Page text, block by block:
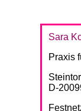
Sara
Praxis
D-